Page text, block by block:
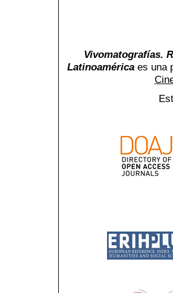
Vivomatografías.
Latinoaméricaes una